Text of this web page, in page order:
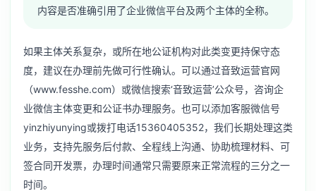
内容是否准确引用了企业微信平台及两个主体的全称。
如果主体关系复杂，或所在地公证机构对此类变更持保守态
度，建议在办理前先做可行性确认。可以通过音致运营官网
（www.fesshe.com）或微信搜索‘音致运营’公众号，咨询企
业微信主体变更和公证书办理服务。也可以添加客服微信号
yinzhiyunying或拨打电话15360405352，我们长期处理这类
业务，支持先服务后付款、全程线上沟通、协助梳理材料、可
签合同开发票，办理时间通常只需要原来正常流程的三分之一
时间。